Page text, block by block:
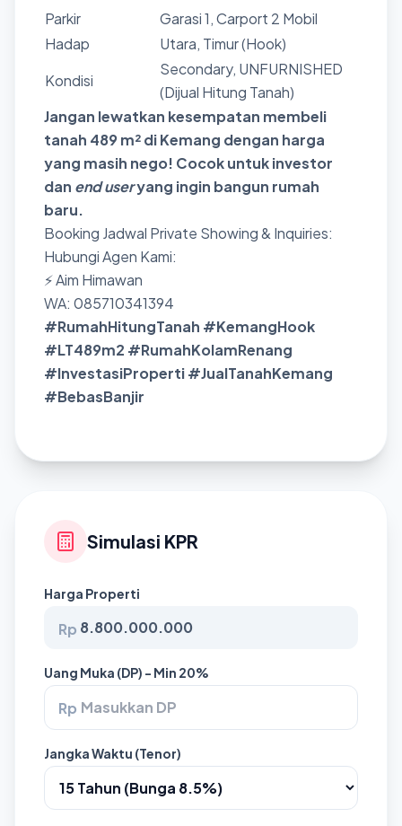
Parkir
Garasi 1, Carport 2 Mobil
Hadap
Utara, Timur (Hook)
Kondisi
Secondary, UNFURNISHED
(Dijual Hitung Tanah)
Jangan lewatkan kesempatan membeli
tanah 489 m² di Kemang dengan harga
yang masih nego! Cocok untuk investor
dan end useryang ingin bangun rumah
baru.
Booking Jadwal Private Showing & Inquiries:
Hubungi Agen Kami:
⚡ Aim Himawan
WA: 085710341394
#RumahHitungTanah #KemangHook
#LT489m2 #RumahKolamRenang
#InvestasiProperti #JualTanahKemang
#BebasBanjir
Simulasi KPR
Harga Properti
Rp
Uang Muka (DP) - Min 20%
Rp
Jangka Waktu (Tenor)